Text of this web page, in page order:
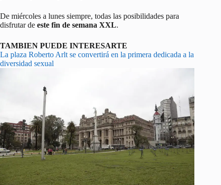
De miércoles a lunes siempre, todas las posibilidades para
disfrutar de este fin de semana XXL.
TAMBIEN PUEDE INTERESARTE
La plaza Roberto Arlt se convertirá en la primera dedicada a la
diversidad sexual